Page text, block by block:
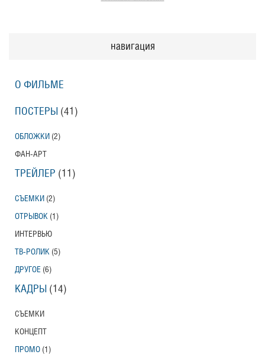
навигация
О ФИЛЬМЕ
ПОСТЕРЫ (41)
ОБЛОЖКИ (2)
ФАН-АРТ
ТРЕЙЛЕР (11)
СЪЕМКИ (2)
ОТРЫВОК (1)
ИНТЕРВЬЮ
ТВ-РОЛИК (5)
ДРУГОЕ (6)
КАДРЫ (14)
СЪЕМКИ
КОНЦЕПТ
ПРОМО (1)